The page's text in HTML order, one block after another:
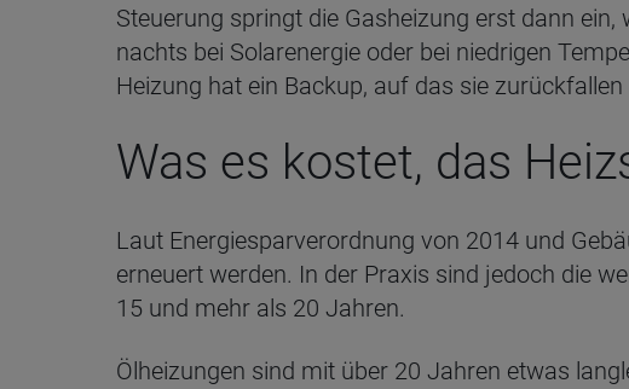
Steuerung springt die Gasheizung erst dann
nachts bei Solarenergie oder bei niedrigen
Heizung hat ein Backup, auf das sie zurückfallen
Was es kostet, das
Laut Energiesparverordnung von 2014 und
erneuert werden. In der Praxis sind jedoch die
15 und mehr als 20 Jahren.
Ölheizungen sind mit über 20 Jahren etwas